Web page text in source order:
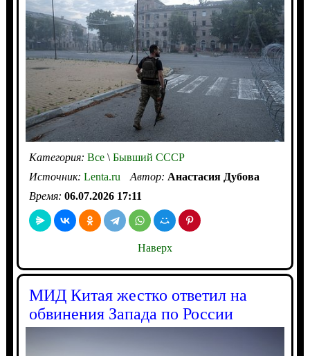
Категория: Все\Бывший СССР
Источник: Lenta.ru Автор: Анастасия Дубова
Время: 06.07.2026 17:11
Наверх
МИД Китая жестко ответил на
обвинения Запада по России